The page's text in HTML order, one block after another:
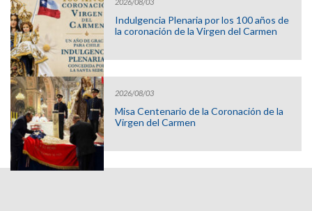
2026/08/03
Indulgencia Plenaria por los 100 años de
la coronación de la Virgen del Carmen
2026/08/03
Misa Centenario de la Coronación de la
Virgen del Carmen